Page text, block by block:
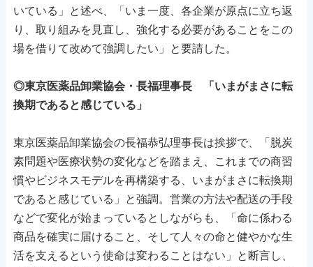
いている」と述べ、「いま一度、各企業が原点に立ち返
り、取り組みを見直し、強化する必要があることをこの
場を借りて改めて強調したい」と要請した。
◎東京医薬品卸業協会・長福理事長 「いまがまさに転
換期であると感じている」
東京医薬品卸業協会の長福恭弘理事長は挨拶で、「脱炭
素問題や医療状勢の変化などを踏まえ、これまでの商習
慣やビジネスモデルを再構築する、いまがまさに転換期
であると感じている」と強調。営業の方法や配送の手段
などで変化が始まっているとしながらも、「命に係わる
商品を確実に届けること、そして人々の命と健やかな生
活を支えるという使命は変わることはない」と断言し、